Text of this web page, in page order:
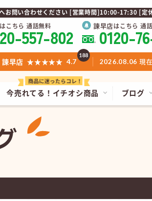
お問い合わせください [営業時間]10:00-17:30 [定
はこちら 通話無料
557-802 諫早店はこちら 通
0120-
今売れてる！ イチオシ商品 ブログ
諫早店 ★★★★★ 4.7
188
2026.08.06 現在